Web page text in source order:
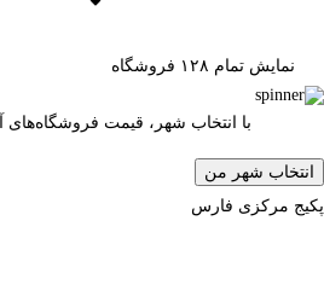
نمایش تمام ۱۲۸ فروشگاه
با انتخاب شهر، قیمت فروشگاه‌های
انتخاب شهر من
پکیج مرکزی فارس